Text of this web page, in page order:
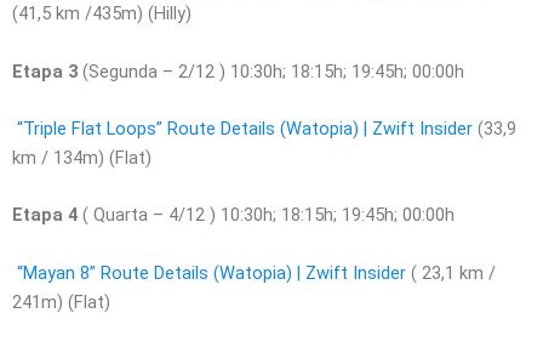
(41,5 km /435m) (Hilly)
Etapa 3 (Segunda – 2/12 ) 10:30h; 18:15h; 19:45h; 00:00h
“Triple Flat Loops” Route Details (Watopia) | Zwift Insider (33,9
km / 134m) (Flat)
Etapa 4 ( Quarta – 4/12 ) 10:30h; 18:15h; 19:45h; 00:00h
“Mayan 8” Route Details (Watopia) | Zwift Insider ( 23,1 km /
241m) (Flat)